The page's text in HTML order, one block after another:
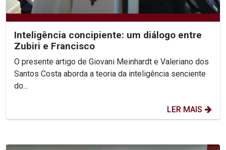
Inteligência concipiente: um diálogo entre
Zubiri e Francisco
O presente artigo de Giovani Meinhardt e Valeriano dos
Santos Costa aborda a teoria da inteligência senciente
do...
LER MAIS